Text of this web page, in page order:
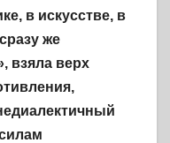
в искусстве, в
же
взяла верх